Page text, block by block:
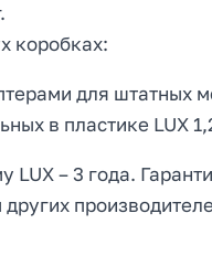
коробках:
для штатных
в пластике LUX
LUX – 3 года.